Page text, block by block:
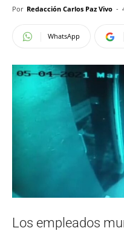
Por Redacción Carlos Paz Vivo -
WhatsApp
Los empleados